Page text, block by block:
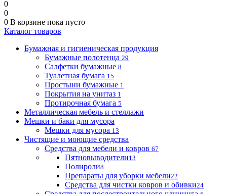
0
0
0 В корзине пока пусто
Каталог товаров
Бумажная и гигиеническая продукция
Бумажные полотенца 29
Салфетки бумажные 8
Туалетная бумага 15
Простыни бумажные 1
Покрытия на унитаз 1
Протирочная бумага 5
Металлическая мебель и стеллажи
Мешки и баки для мусора
Мешки для мусора 13
Чистящие и моющие средства
Средства для мебели и ковров 67
Пятновыводители13
Полироли8
Препараты для уборки мебели22
Средства для чистки ковров и обивки24